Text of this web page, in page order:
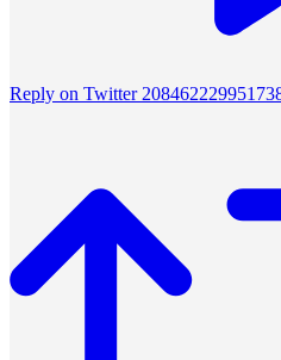
Reply on Twitter